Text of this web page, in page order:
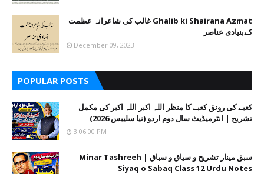
Ghalib ki Shairana Azmat غالب کی شاعرانہ عظمت
کےبنیادی عناصر
December 09, 2023
POPULAR POSTS
کعبے کی رونق کعبے کا منظر اللہ اکبر اللہ اکبر کی مکمل
تشریح | انٹرمیڈیٹ سال دوم اردو (نیا سلیبس 2026)
3:06:00 PM
سبق مینار تشریح و سیاق و سباق | Minar Tashreeh
Siyaq o Sabaq Class 12 Urdu Notes